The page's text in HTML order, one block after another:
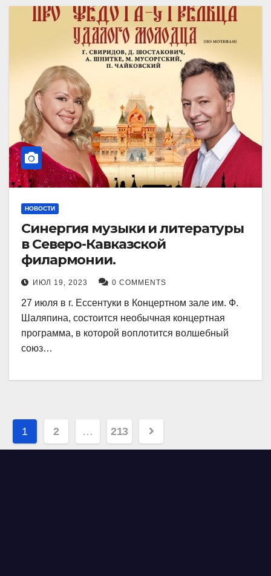
НОВОСТИ
Синергия музыки и литературы
в Северо-Кавказской
филармонии.
ИЮЛ 19, 2023 0 COMMENTS
27 июля в г. Ессентуки в Концертном зале им. Ф.
Шаляпина, состоится необычная концертная
программа, в которой воплотится волшебный
союз…
Навигация
по
1 2 … 213